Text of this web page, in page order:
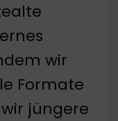
wir
Formate
jüngere